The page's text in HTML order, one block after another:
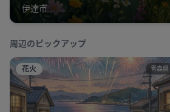
伊達市
周辺のピックアップ
花火 青森県